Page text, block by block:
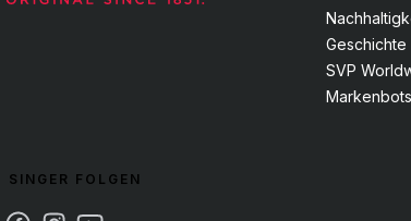
SINGER FOLGEN
Geschichte
SVP